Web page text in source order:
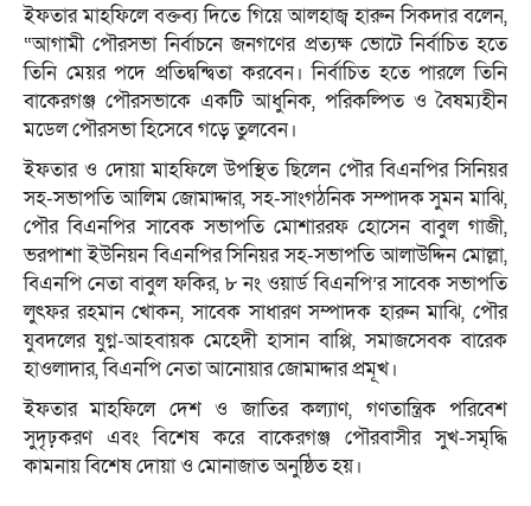
ইফতার মাহফিলে বক্তব্য দিতে গিয়ে আলহাজ্ব হারুন সিকদার বলেন,
“আগামী পৌরসভা নির্বাচনে জনগণের প্রত্যক্ষ ভোটে নির্বাচিত হতে
তিনি মেয়র পদে প্রতিদ্বন্দ্বিতা করবেন। নির্বাচিত হতে পারলে তিনি
বাকেরগঞ্জ পৌরসভাকে একটি আধুনিক, পরিকল্পিত ও বৈষম্যহীন
মডেল পৌরসভা হিসেবে গড়ে তুলবেন।
ইফতার ও দোয়া মাহফিলে উপস্থিত ছিলেন পৌর বিএনপির সিনিয়র
সহ-সভাপতি আলিম জোমাদ্দার, সহ-সাংগঠনিক সম্পাদক সুমন মাঝি,
পৌর বিএনপির সাবেক সভাপতি মোশাররফ হোসেন বাবুল গাজী,
ভরপাশা ইউনিয়ন বিএনপির সিনিয়র সহ-সভাপতি আলাউদ্দিন মোল্লা,
বিএনপি নেতা বাবুল ফকির, ৮ নং ওয়ার্ড বিএনপি’র সাবেক সভাপতি
লুৎফর রহমান খোকন, সাবেক সাধারণ সম্পাদক হারুন মাঝি, পৌর
যুবদলের যুগ্ন-আহবায়ক মেহেদী হাসান বাপ্পি, সমাজসেবক বারেক
হাওলাদার, বিএনপি নেতা আনোয়ার জোমাদ্দার প্রমূখ।
ইফতার মাহফিলে দেশ ও জাতির কল্যাণ, গণতান্ত্রিক পরিবেশ
সুদৃঢ়করণ এবং বিশেষ করে বাকেরগঞ্জ পৌরবাসীর সুখ-সমৃদ্ধি
কামনায় বিশেষ দোয়া ও মোনাজাত অনুষ্ঠিত হয়।